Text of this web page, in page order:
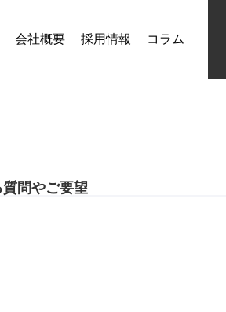
会社概要 採用情報 コラム
問やご要望